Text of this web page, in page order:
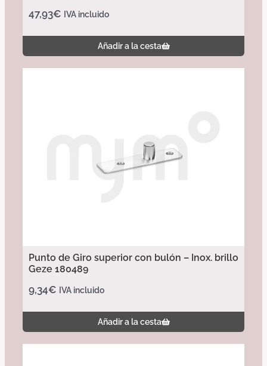
47,93€ IVA incluido
Añadir a la cesta
Punto de Giro superior con bulón – Inox. brillo
Geze 180489
9,34€ IVA incluido
Añadir a la cesta